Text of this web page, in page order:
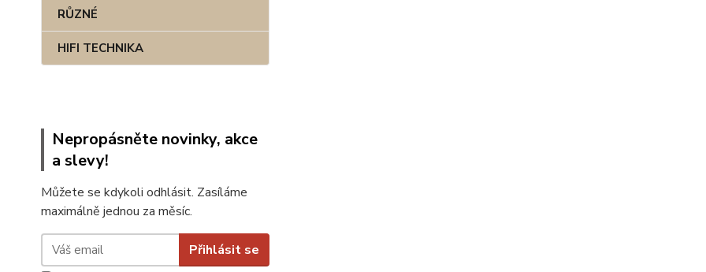
RŮZNÉ
HIFI TECHNIKA
Nepropásněte novinky, akce
a slevy!
Můžete se kdykoli odhlásit. Zasíláme
maximálně jednou za měsíc.
Přihlásit se